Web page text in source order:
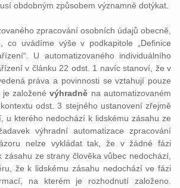
obdobným způsobem významně dotýkat.
zpracování osobních údajů obecně,
co uvádíme výše v podkapitole „Definice
U automatizovaného individuálního
v článku 22 odst. 1 navíc stanoví, že v
práva a povinnosti se vztahují pouze
je založenévýhradně na automatizovaném
odst. 3 stejného ustanovení zřejmě
u kterého nedochází k lidskému zásahu ze
výhradní automatizace zpracování
nelze vykládat tak, že v žádné fázi
zásahu ze strany člověka vůbec nedochází,
že k lidskému zásahu nedochází ve fázi
na kterém je rozhodnutí založeno.